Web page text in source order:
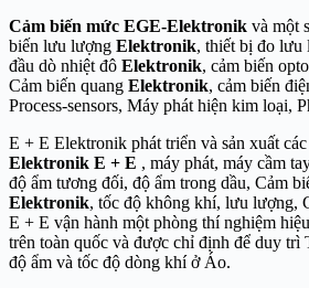
Cảm biến mức EGE-Elektronik và một
biến lưu lượng Elektronik, thiết bị đo lưu
đầu dò nhiệt đô Elektronik, cảm biến
Cảm biến quang Elektronik, cảm biến
Process-sensors, Máy phát hiện kim loại,
E + E Elektronik phát triển và sản xuất các
Elektronik E + E , máy phát, máy cầm
độ ẩm tương đối, độ ẩm trong dầu, Cảm
Elektronik, tốc độ không khí, lưu lượng,
E + E vận hành một phòng thí nghiệm
trên toàn quốc và được chỉ định để duy trì
độ ẩm và tốc độ dòng khí ở Áo.